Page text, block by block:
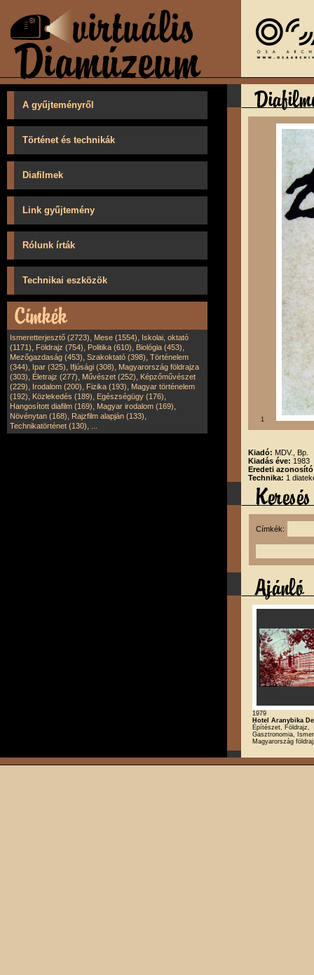
A gyűjteményről
Történet és technikák
Diafilmek
Link gyűjtemény
Rólunk írták
Technikai eszközök
Ismeretterjesztő (2723), Mese (1554), Iskolai, oktató
(1171), Földrajz (754), Politika (610), Biológia (453),
Mezőgazdaság (453), Szakoktató (398), Történelem
(344), Ipar (325), Ifjúsági (308), Magyarország földrajza
(303), Életrajz (277), Művészet (252), Képzőművészet
(229), Irodalom (200), Fizika (193), Magyar történelem
(192), Közlekedés (189), Egészségügy (176),
Hangosított diafilm (169), Magyar irodalom (169),
Növénytan (168), Rajzfilm alapján (133),
Technikatörténet (130),
1
Kiadó: MDV., Bp.
Kiadás éve: 1983
Eredeti
Technika: 1
Címkék:
1979
Hotel Aranybika
Építészet, Földrajz,
Gasztronomia,
Magyarország